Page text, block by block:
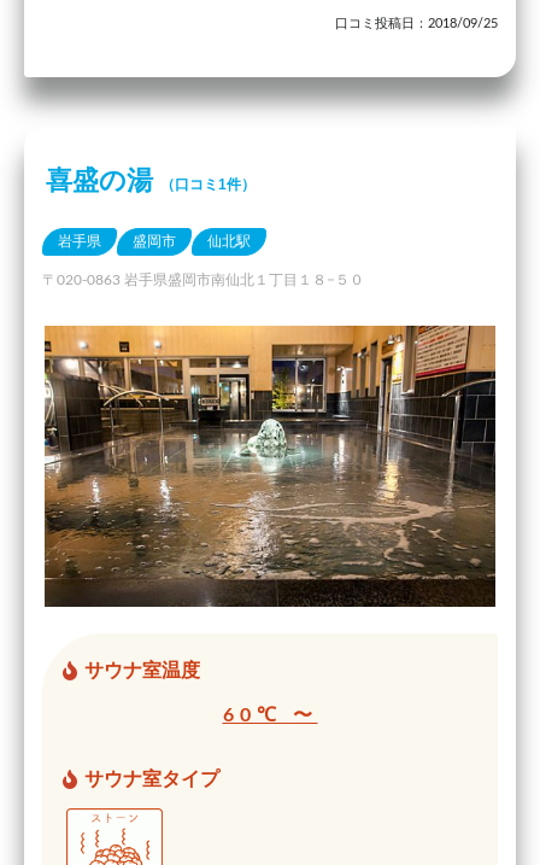
口コミ投稿日：2018/09/25
喜盛の湯 （口コミ1件）
岩手県 盛岡市 仙北駅
〒020-0863 岩手県盛岡市南仙北１丁目１８−５０
サウナ室温度
60℃ 〜
サウナ室タイプ